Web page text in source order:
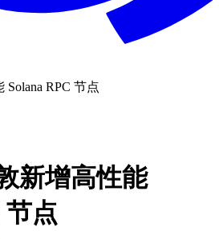
RPC 节点
新增高性能
节点